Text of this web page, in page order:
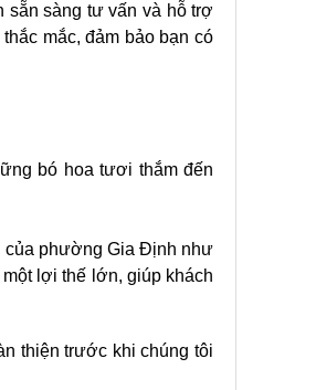
sẵn sàng tư vấn và hỗ trợ
mắc, đảm bảo bạn có
bó hoa tươi thắm đến
của phường Gia Định như
lợi thế lớn, giúp khách
thiện trước khi chúng tôi